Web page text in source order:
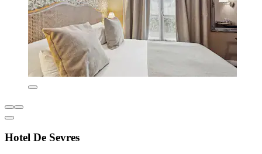
Hotel De Sevres